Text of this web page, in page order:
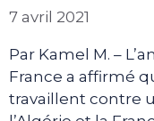
7 avril 2021
Par Kamel M. –
France a affirmé
travaillent contre